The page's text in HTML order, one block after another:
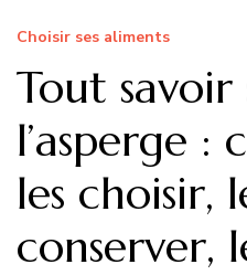
Choisir ses aliments
Tout savoir
l’asperge :
les choisir,
conserver,